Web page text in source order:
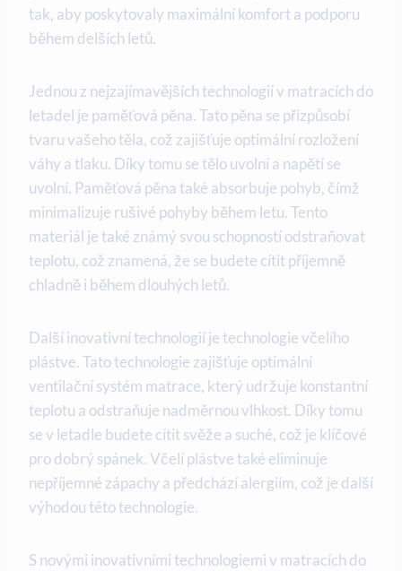
tak, aby poskytovaly maximální komfort a podporu
během delších letů.
Jednou z nejzajímavějších technologií v matracích do
letadel je paměťová pěna. Tato pěna se přizpůsobí
tvaru vašeho těla, což zajišťuje optimální rozložení
váhy a tlaku. Díky tomu se tělo uvolní a napětí se
uvolní. Paměťová pěna také absorbuje pohyb, čímž
minimalizuje rušivé pohyby během letu. Tento
materiál je také známý svou schopností odstraňovat
teplotu, což znamená, že se budete cítit příjemně
chladně i během dlouhých letů.
Další inovativní technologií je technologie včelího
plástve. Tato technologie zajišťuje optimální
ventilační systém matrace, který udržuje konstantní
teplotu a odstraňuje nadměrnou vlhkost. Díky tomu
se v letadle budete cítit svěže a suché, což je klíčové
pro dobrý spánek. Včelí plástve také eliminuje
nepříjemné zápachy a předchází alergiím, což je další
výhodou této technologie.
S novými inovativními technologiemi v matracích do